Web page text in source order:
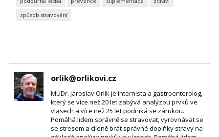
způsob stravování
orlik@orlikovi.cz
MUDr. Jaroslav Orlík je internista a gastroenterolog,
který se více než 20 let zabývá analýzou prvků ve
vlasech a více než 25 let podniká se zárukou.
Pomáhá lidem správně se stravovat, vyrovnávat se
se stresem a cíleně brát správné doplňky stravy na